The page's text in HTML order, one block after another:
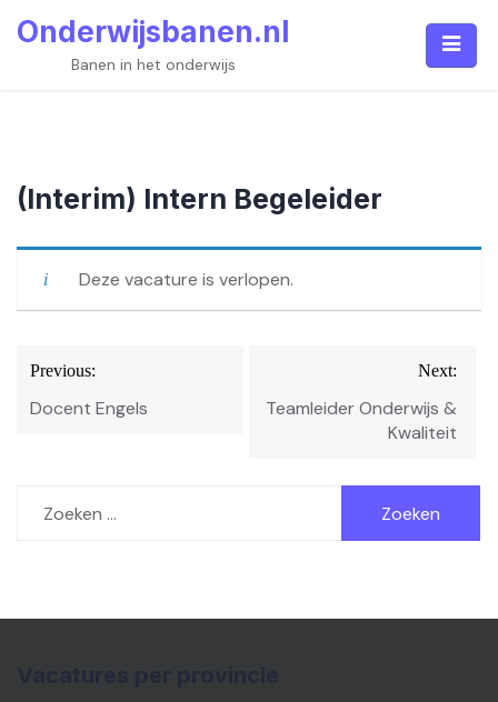
Onderwijsbanen.nl
Banen in het onderwijs
(Interim) Intern Begeleider
Deze vacature is verlopen.
Bericht
navigatie
Previous:
Docent Engels
Next:
Teamleider Onderwijs &
Kwaliteit
naar: